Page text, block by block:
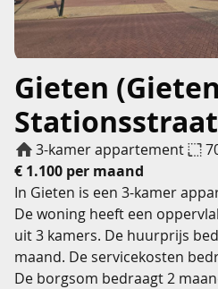
Gieten
Stationsstraat
3-kamer appartement
€ 1.100 per maand
In Gieten is een 3-kamer
De woning heeft een
uit 3 kamers. De huurprijs
maand. De servicekosten
De borgsom bedraagt 2